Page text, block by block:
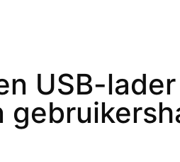
USB-